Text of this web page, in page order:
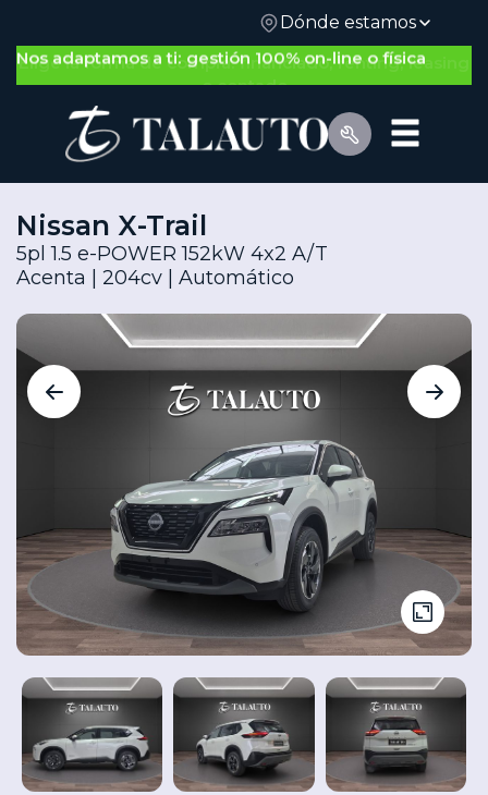
Dónde estamos
Nos adaptamos a ti: gestión 100% on-line o física
Por Tipo de Vehículo
Vehículos
nuevos
Seminuevos
y
Ocasión
Cita
Taller
Nissan X-Trail
5pl 1.5 e-POWER 152kW 4x2 A/T
Acenta | 204cv | Automático